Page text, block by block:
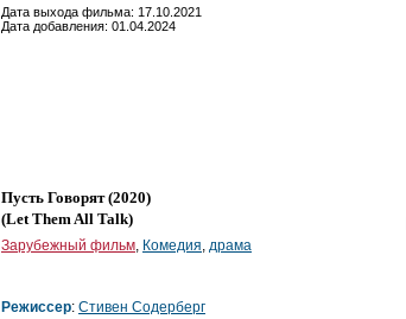
Дата выхода фильма: 17.10.2021
Дата добавления: 01.04.2024
Пусть Говорят(2020)
(Let Them All Talk)
Зарубежный фильм, Комедия, драма
Режиссер: Стивен Содерберг